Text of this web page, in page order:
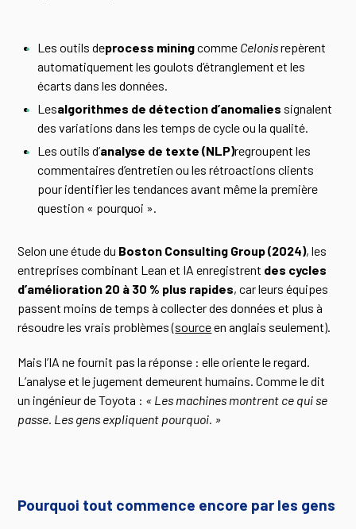
Les outils deprocess miningcomme Celonisrepèrent
automatiquement les goulots d’étranglement et les
écarts dans les données.
Lesalgorithmes de détection d’anomalies signalent
des variations dans les temps de cycle ou la qualité.
Les outils d’analyse de texte (NLP)regroupent les
commentaires d’entretien ou les rétroactions clients
pour identifier les tendances avant même la première
question « pourquoi ».
Selon une étude du Boston Consulting Group (2024), les
entreprises combinant Lean et IA enregistrent des cycles
d’amélioration 20 à 30 % plus rapides, car leurs équipes
passent moins de temps à collecter des données et plus à
résoudre les vrais problèmes (sourceen anglais seulement).
Mais l’IA ne fournit pas la réponse : elle oriente le regard.
L’analyse et le jugement demeurent humains. Comme le dit
un ingénieur de Toyota : « Les machines montrent ce qui se
passe. Les gens expliquent pourquoi. »
Pourquoi tout commence encore par les gens